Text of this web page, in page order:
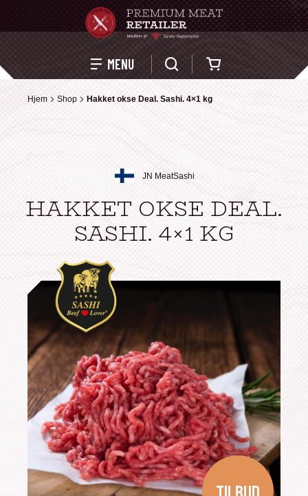
MENU
Hjem Shop Hakket okse Deal. Sashi. 4×1 kg
Hjem Shop Hakket okse Deal. Sashi. 4×1 kg
JN MeatSashi
HAKKET OKSE DEAL.
SASHI. 4×1 KG
TILBUD